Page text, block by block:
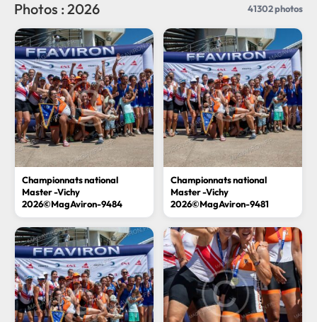
Photos : 2026 41302 photos
Championnats national
Master -Vichy
2026©MagAviron-9484
Championnats national
Master -Vichy
2026©MagAviron-9481